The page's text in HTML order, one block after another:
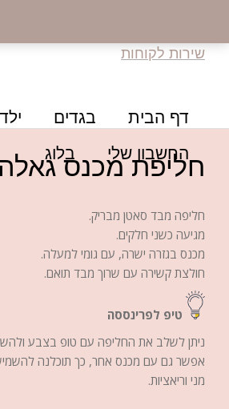
שירות לקוחות
דף הבית בגדים
החשבון שלי
בלוגחליפת מכנס
חליפה מבד סאטן מבריק.
מגיעה כשני חלקים.
מכנס בגזרה ישרה, עם גומי למעלה.
חולצת קשירה עם שרוך מבד תואם.
טיפ לפרינססה
ניתן לשלב את החליפה עם טופ בצבע
אפשר גם עם מכנס אחר, כך תוכלנה
מני וריאציות.